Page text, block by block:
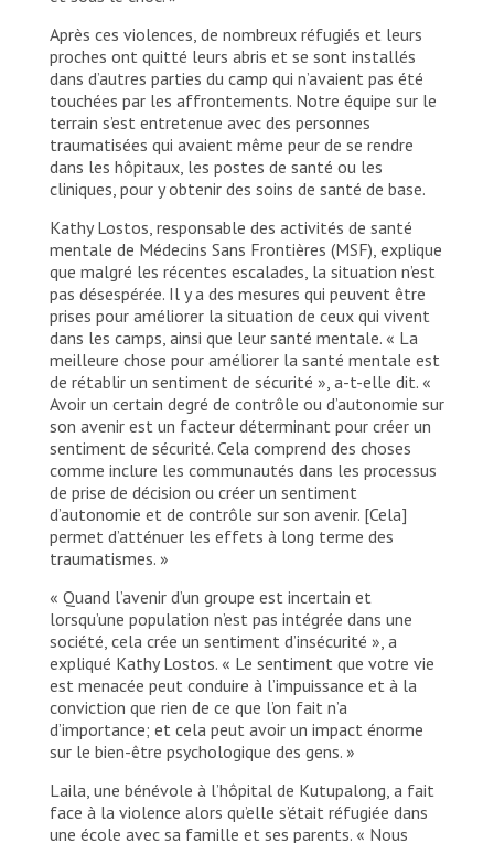
Après ces violences, de nombreux réfugiés et leurs
proches ont quitté leurs abris et se sont installés
dans d’autres parties du camp qui n’avaient pas été
touchées par les affrontements. Notre équipe sur le
terrain s’est entretenue avec des personnes
traumatisées qui avaient même peur de se rendre
dans les hôpitaux, les postes de santé ou les
cliniques, pour y obtenir des soins de santé de base.
Kathy Lostos, responsable des activités de santé
mentale de Médecins Sans Frontières (MSF), explique
que malgré les récentes escalades, la situation n’est
pas désespérée. Il y a des mesures qui peuvent être
prises pour améliorer la situation de ceux qui vivent
dans les camps, ainsi que leur santé mentale. « La
meilleure chose pour améliorer la santé mentale est
de rétablir un sentiment de sécurité », a-t-elle dit. «
Avoir un certain degré de contrôle ou d’autonomie sur
son avenir est un facteur déterminant pour créer un
sentiment de sécurité. Cela comprend des choses
comme inclure les communautés dans les processus
de prise de décision ou créer un sentiment
d’autonomie et de contrôle sur son avenir. [Cela]
permet d’atténuer les effets à long terme des
traumatismes. »
« Quand l’avenir d’un groupe est incertain et
lorsqu’une population n’est pas intégrée dans une
société, cela crée un sentiment d’insécurité », a
expliqué Kathy Lostos. « Le sentiment que votre vie
est menacée peut conduire à l’impuissance et à la
conviction que rien de ce que l’on fait n’a
d’importance; et cela peut avoir un impact énorme
sur le bien-être psychologique des gens. »
Laila, une bénévole à l’hôpital de Kutupalong, a fait
face à la violence alors qu’elle s’était réfugiée dans
une école avec sa famille et ses parents. « Nous